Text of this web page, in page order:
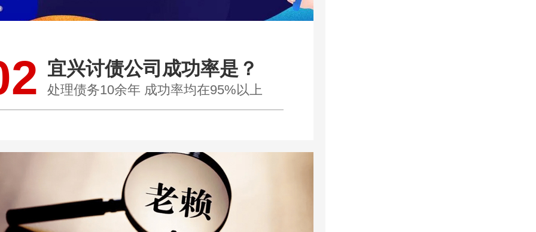
宜兴讨债公司成功率是？
处理债务10余年 成功率均在95%以上